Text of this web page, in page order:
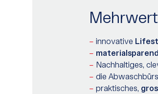
Mehrwert
innovative
Nachhaltiges,
die
praktisches,